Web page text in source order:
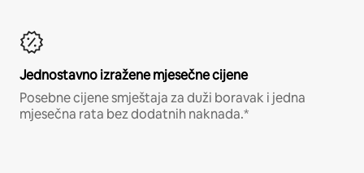
Jednostavno izražene mjesečne cijene
Posebne cijene smještaja za duži boravak i jedna
mjesečna rata bez dodatnih naknada.*